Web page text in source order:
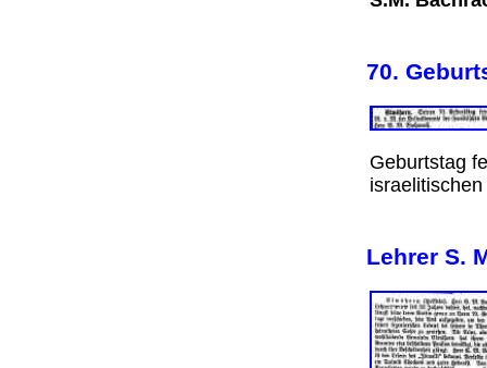
70.
Geburtstag
Lehrer S.